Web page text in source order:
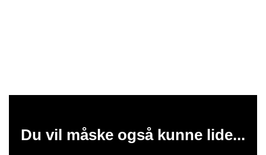
Du vil måske også kunne lide...